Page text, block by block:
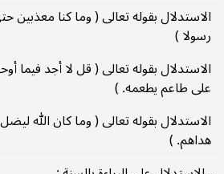
الاستدلال بقوله تعالى ( وما كنا معذبين
رسولا )
الاستدلال بقوله تعالى ( قل لا أجد فيما
على طاعم يطعمه. )
الاستدلال بقوله تعالى ( وما كان الله
هداهم. )
الجهة السادسة ـثم ان هناك
المحقق العراقي ( قده ) بشأن
قبل الفقهاء في الأبواب المختلفة
القاعدة لا تنطبق بالدقة على تلك